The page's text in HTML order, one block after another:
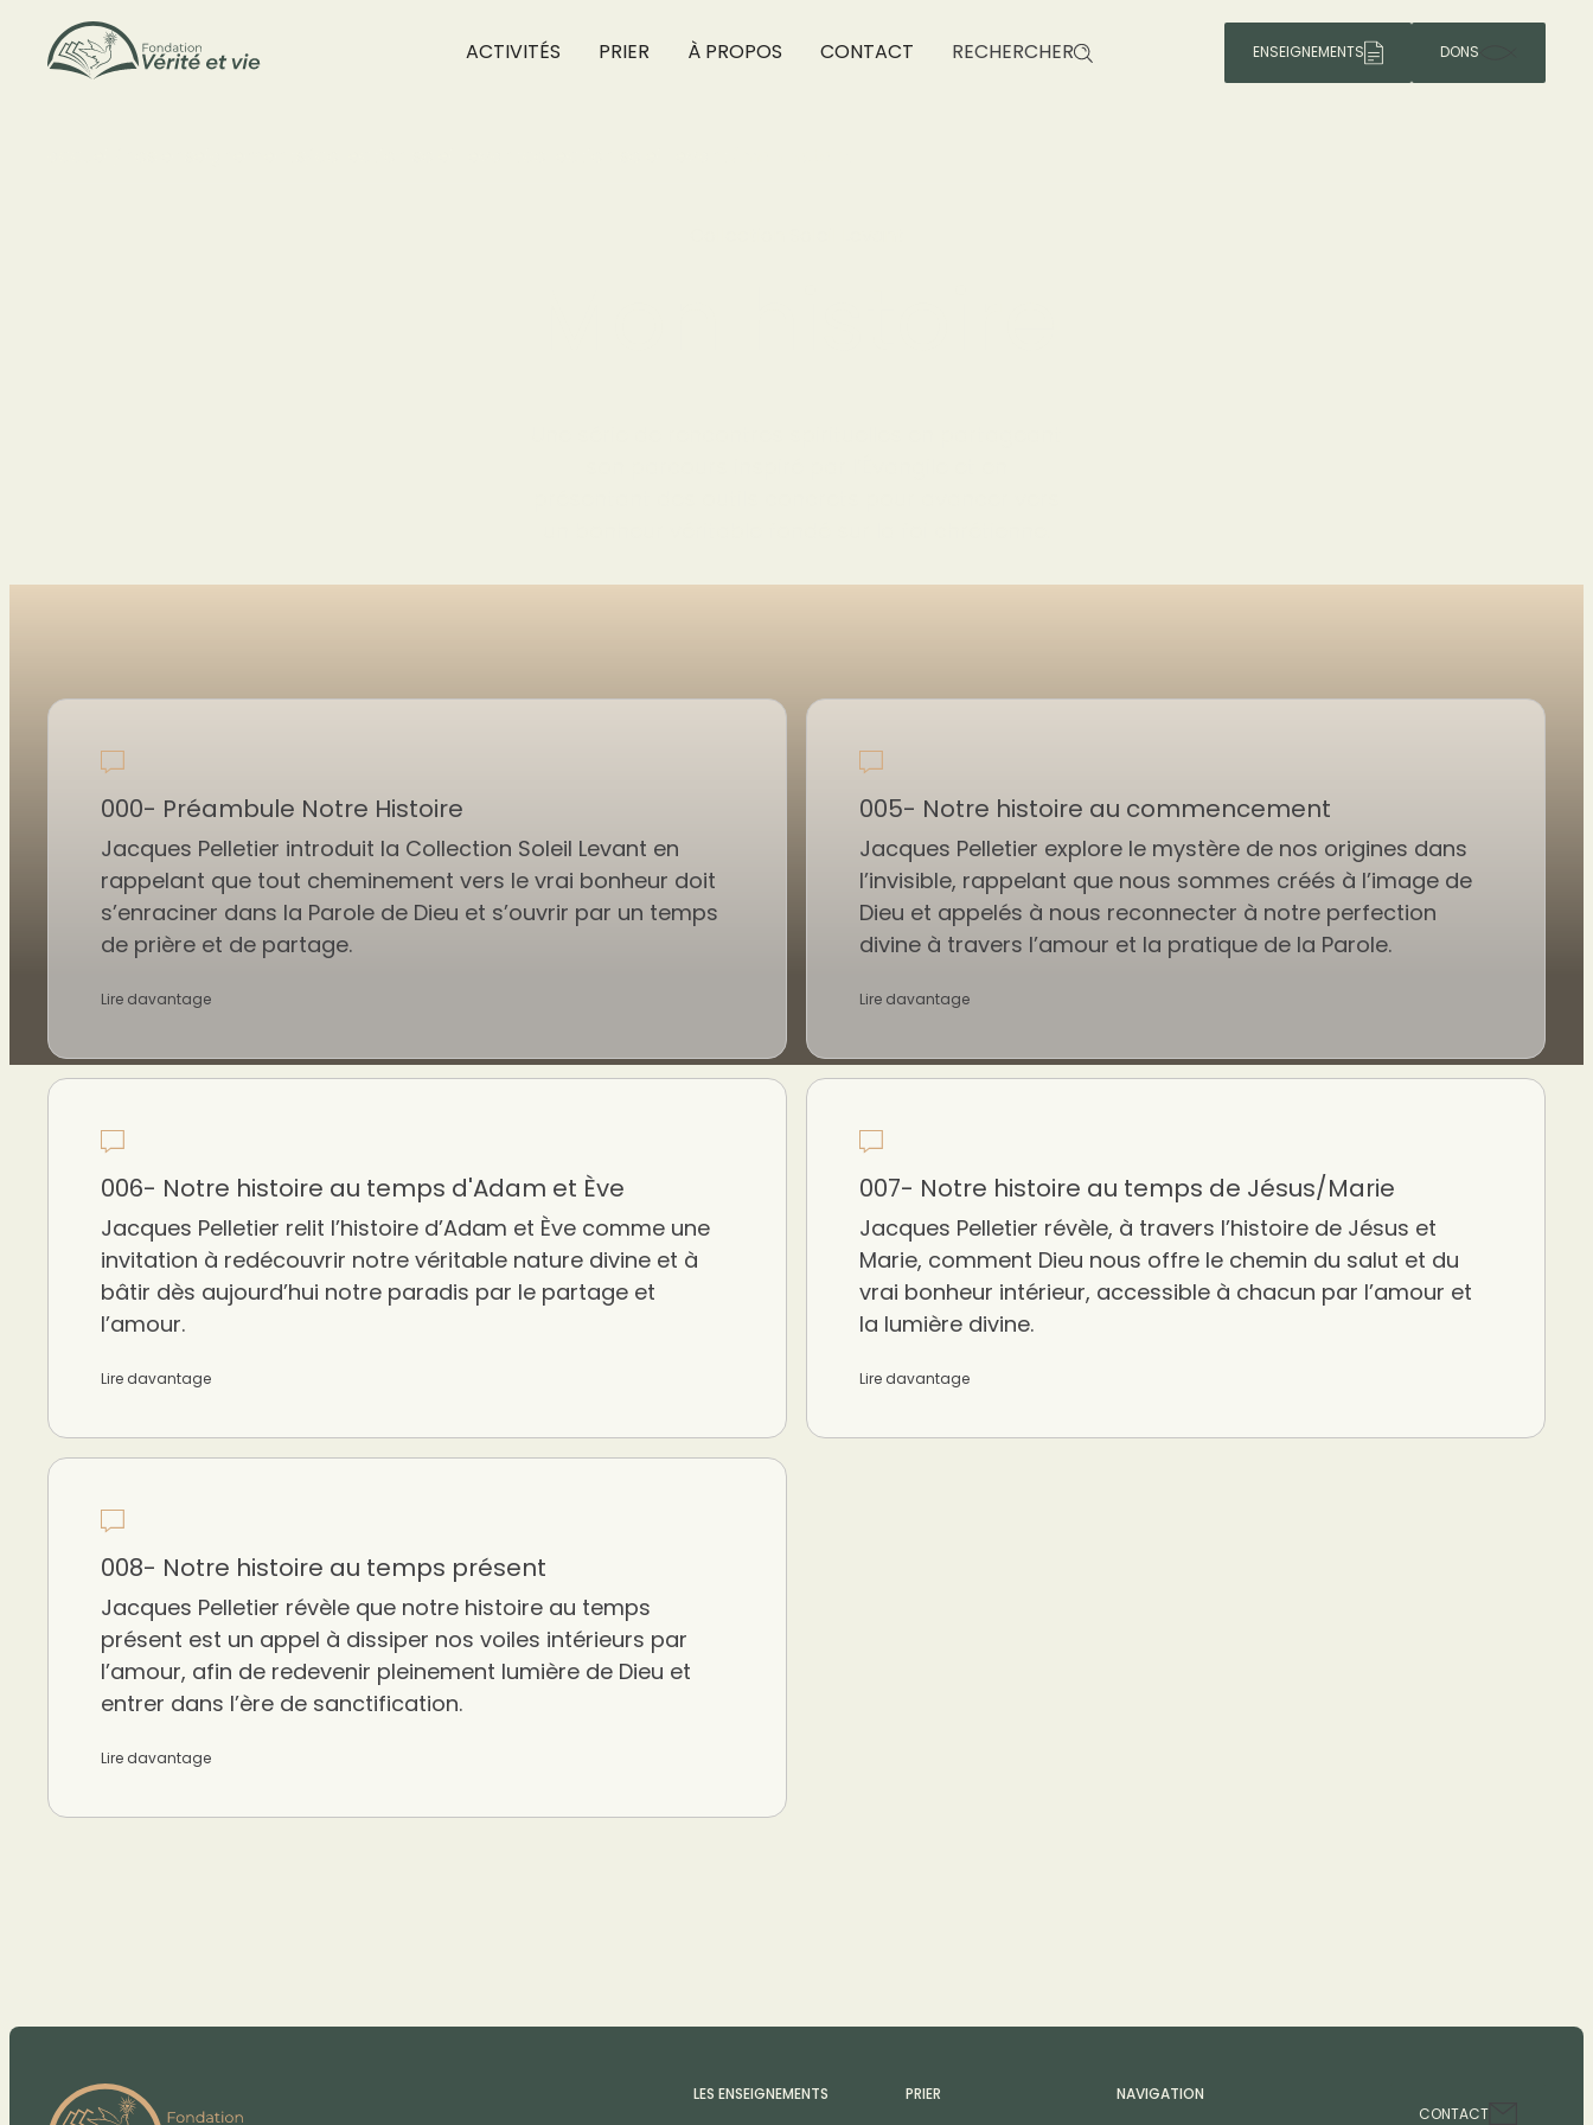
ACTIVITÉS PRIER À PROPOS CONTACT RECHERCHER ENSEIGNEMENTS DONS
000- Préambule Notre Histoire
Jacques Pelletier introduit la Collection Soleil Levant en
rappelant que tout cheminement vers le vrai bonheur doit
s’enraciner dans la Parole de Dieu et s’ouvrir par un temps
de prière et de partage.
Lire davantage
005- Notre histoire au commencement
Jacques Pelletier explore le mystère de nos origines dans
l’invisible, rappelant que nous sommes créés à l’image de
Dieu et appelés à nous reconnecter à notre perfection
divine à travers l’amour et la pratique de la Parole.
Lire davantage
006- Notre histoire au temps d'Adam et Ève
Jacques Pelletier relit l’histoire d’Adam et Ève comme une
invitation à redécouvrir notre véritable nature divine et à
bâtir dès aujourd’hui notre paradis par le partage et
l’amour.
Lire davantage
007- Notre histoire au temps de Jésus/Marie
Jacques Pelletier révèle, à travers l’histoire de Jésus et
Marie, comment Dieu nous offre le chemin du salut et du
vrai bonheur intérieur, accessible à chacun par l’amour et
la lumière divine.
Lire davantage
008- Notre histoire au temps présent
Jacques Pelletier révèle que notre histoire au temps
présent est un appel à dissiper nos voiles intérieurs par
l’amour, afin de redevenir pleinement lumière de Dieu et
entrer dans l’ère de sanctification.
Lire davantage
LES ENSEIGNEMENTS
PRIER
NAVIGATION
CONTACT